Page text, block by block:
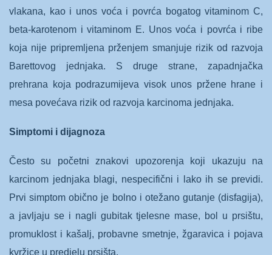
vlakana, kao i unos voća i povrća bogatog vitaminom C,
beta-karotenom i vitaminom E. Unos voća i povrća i ribe
koja nije pripremljena prženjem smanjuje rizik od razvoja
Barettovog jednjaka. S druge strane, zapadnjačka
prehrana koja podrazumijeva visok unos pržene hrane i
mesa povećava rizik od razvoja karcinoma jednjaka.
Simptomi i dijagnoza
Često su početni znakovi upozorenja koji ukazuju na
karcinom jednjaka blagi, nespecifični i lako ih se previdi.
Prvi simptom obično je bolno i otežano gutanje (disfagija),
a javljaju se i nagli gubitak tjelesne mase, bol u prsištu,
promuklost i kašalj, probavne smetnje, žgaravica i pojava
kvržice u predjelu prsišta.